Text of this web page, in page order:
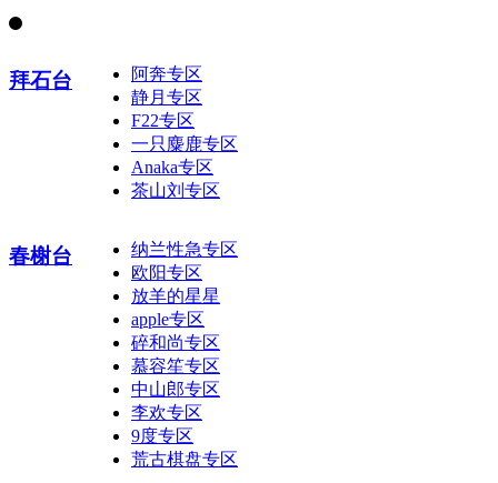
拜石台
阿奔专区
静月专区
F22专区
一只麋鹿专区
Anaka专区
茶山刘专区
春榭台
纳兰性急专区
欧阳专区
放羊的星星
apple专区
碎和尚专区
慕容笙专区
中山郎专区
李欢专区
9度专区
荒古棋盘专区